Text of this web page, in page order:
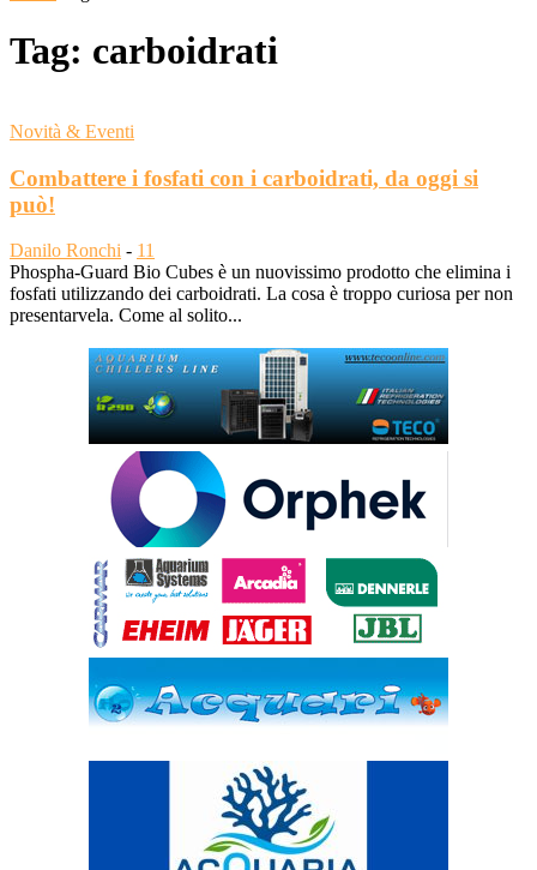
Tag: carboidrati
Novità & Eventi
Combattere i fosfati con i carboidrati, da oggi si
può!
Danilo Ronchi - 11
Phospha-Guard Bio Cubes è un nuovissimo prodotto che elimina i
fosfati utilizzando dei carboidrati. La cosa è troppo curiosa per non
presentarvela. Come al solito...